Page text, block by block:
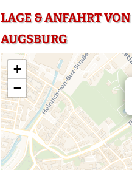
LAGE & ANFAHRT
AUGSBURG
+
−